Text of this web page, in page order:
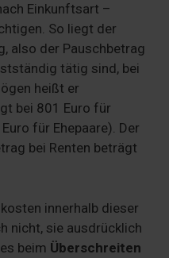
Einkunftsart –
So liegt der
also der Pauschbetrag
tätig sind, bei
heißt er
bei 801 Euro für
für Ehepaare). Der
bei Renten beträgt
innerhalb dieser
nicht, sie ausdrücklich
beim Überschreiten